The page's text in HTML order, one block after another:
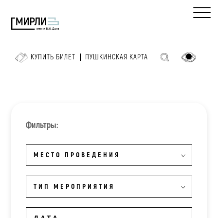
КУПИТЬ БИЛЕТ ПУШКИНСКАЯ КАРТА
Фильтры:
МЕСТО ПРОВЕДЕНИЯ
ТИП МЕРОПРИЯТИЯ